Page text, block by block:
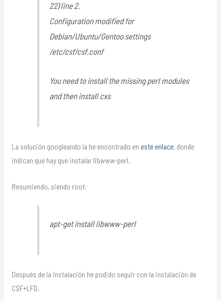
22) line 2.
Configuration modified for
Debian/Ubuntu/Gentoo settings
/etc/csf/csf.conf
You need to install the missing perl modules
and then install cxs
La solución googleando la he encontrado en este enlace, donde
indican que hay que instalar libwww-perl.
Resumiendo, siendo root:
apt-get install libwww-perl
Después de la instalación he podido seguir con la instalación de
CSF+LFD.